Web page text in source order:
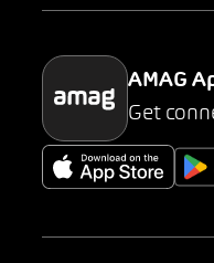
Parking
AMAG
Get